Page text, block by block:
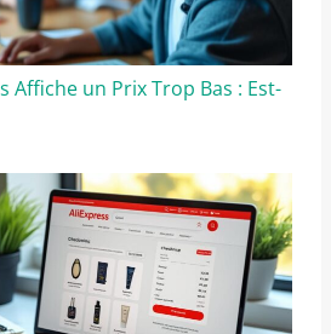
Affiche un Prix Trop Bas : Est-